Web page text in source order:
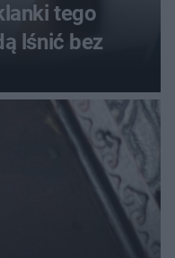
tego
lśnić bez